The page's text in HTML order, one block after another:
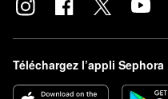
Téléchargez l’appli Sephora